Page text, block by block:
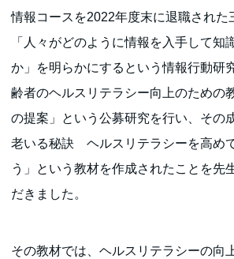
情報コースを2022年度末に退職された
「人々がどのように情報を入手して知
か」を明らかにするという情報行動研
齢者のヘルスリテラシー向上のための
の提案」という公募研究を行い、その
老いる秘訣 ヘルスリテラシーを高め
う」という教材を作成されたことを先
だきました。
その教材では、ヘルスリテラシーの向